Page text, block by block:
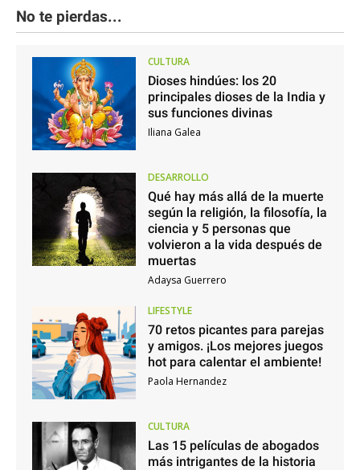
No te pierdas...
CULTURA
Dioses hindúes: los 20
principales dioses de la India y
sus funciones divinas
Iliana Galea
DESARROLLO
Qué hay más allá de la muerte
según la religión, la filosofía, la
ciencia y 5 personas que
volvieron a la vida después de
muertas
Adaysa Guerrero
LIFESTYLE
70 retos picantes para parejas
y amigos. ¡Los mejores juegos
hot para calentar el ambiente!
Paola Hernandez
CULTURA
Las 15 películas de abogados
más intrigantes de la historia